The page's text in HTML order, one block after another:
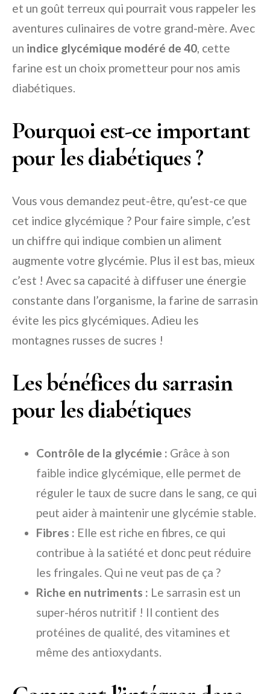
et un goût terreux qui pourrait vous rappeler les
aventures culinaires de votre grand-mère. Avec
un indice glycémique modéré de 40, cette
farine est un choix prometteur pour nos amis
diabétiques.
Pourquoi est-ce important
pour les diabétiques ?
Vous vous demandez peut-être, qu’est-ce que
cet indice glycémique ? Pour faire simple, c’est
un chiffre qui indique combien un aliment
augmente votre glycémie. Plus il est bas, mieux
c’est ! Avec sa capacité à diffuser une énergie
constante dans l’organisme, la farine de sarrasin
évite les pics glycémiques. Adieu les
montagnes russes de sucres !
Les bénéfices du sarrasin
pour les diabétiques
Contrôle de la glycémie : Grâce à son
faible indice glycémique, elle permet de
réguler le taux de sucre dans le sang, ce qui
peut aider à maintenir une glycémie stable.
Fibres : Elle est riche en fibres, ce qui
contribue à la satiété et donc peut réduire
les fringales. Qui ne veut pas de ça ?
Riche en nutriments : Le sarrasin est un
super-héros nutritif ! Il contient des
protéines de qualité, des vitamines et
même des antioxydants.